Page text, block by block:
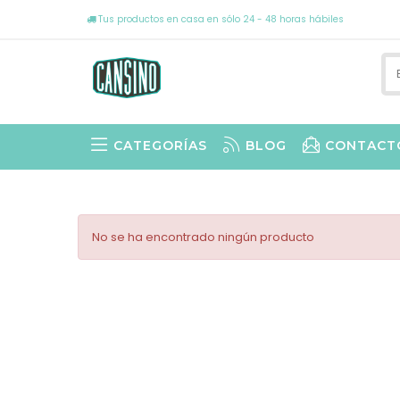
Tus productos en casa en sólo 24 - 48 horas hábiles
CATEGORÍAS BLOG
No se ha encontrado ningún producto